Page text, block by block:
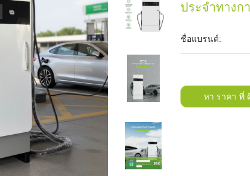
ประจําทางก
ชื่อแบรนด์:
หา ราคา ที่